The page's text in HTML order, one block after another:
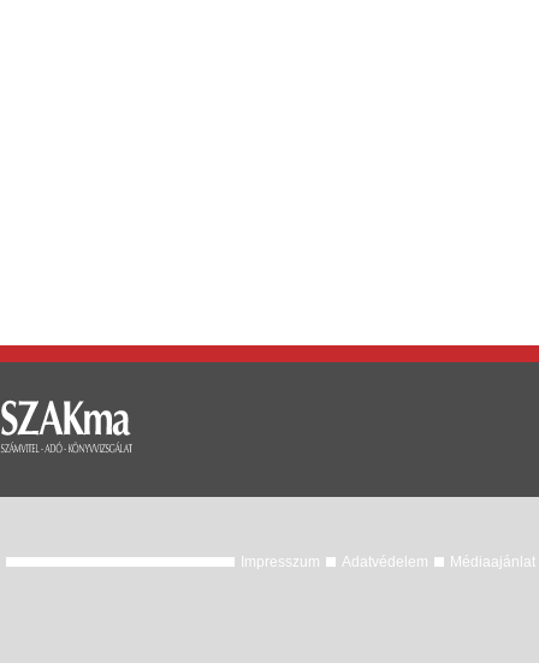
Impresszum Adatvédelem Médiaajánlat